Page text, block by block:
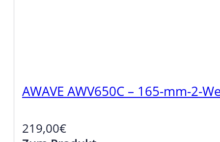
AWAVE AWV650C – 165-mm-2-
219,00€